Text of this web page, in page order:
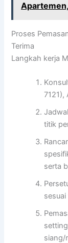
Proses
Terima
Langkah kerja
7121),
titik
serta
siang/